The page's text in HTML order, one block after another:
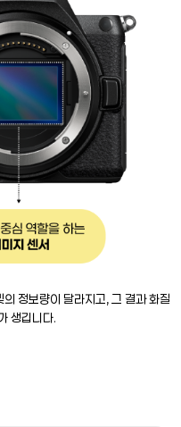
정보량이 달라지고, 그 결과 화질
생깁니다.